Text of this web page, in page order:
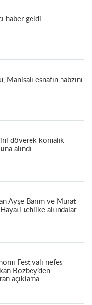
haber geldi
Manisalı esnafın nabzını
döverek komalık
alındı
Ayşe Barım ve Murat
Hayati tehlike altındalar
Festivali nefes
Bozbey’den
açıklama